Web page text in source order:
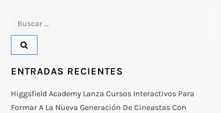
ENTRADAS RECIENTES
Higgsfield Academy Lanza Cursos Interactivos Para
Formar A La Nueva Generación De Cineastas Con